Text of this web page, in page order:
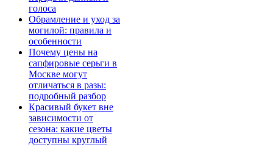
голоса
Обрамление и уход за
могилой: правила и
особенности
Почему цены на
сапфировые серьги в
Москве могут
отличаться в разы:
подробный разбор
Красивый букет вне
зависимости от
сезона: какие цветы
доступны круглый